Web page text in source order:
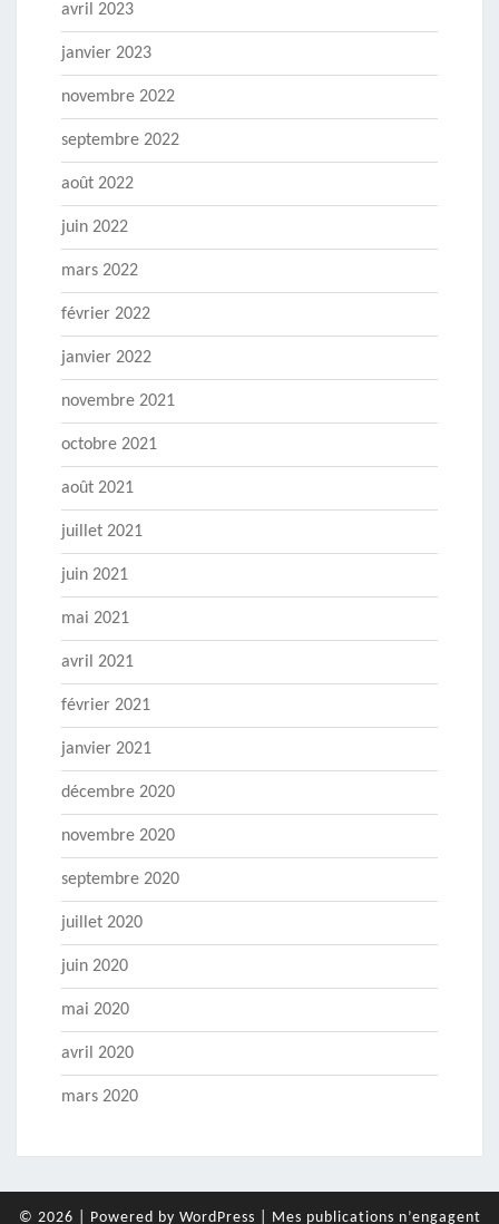
avril 2023
janvier 2023
novembre 2022
septembre 2022
août 2022
juin 2022
mars 2022
février 2022
janvier 2022
novembre 2021
octobre 2021
août 2021
juillet 2021
juin 2021
mai 2021
avril 2021
février 2021
janvier 2021
décembre 2020
novembre 2020
septembre 2020
juillet 2020
juin 2020
mai 2020
avril 2020
mars 2020
© 2026 Powered by WordPress Mes publications n’engagent